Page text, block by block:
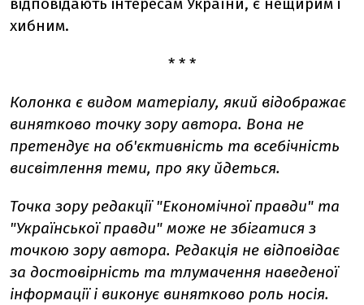
хибним.
* * *
Колонка є видом матеріалу, який відображає
винятково точку зору автора. Вона не
претендує на об'єктивність та всебічність
висвітлення теми, про яку йдеться.
Точка зору редакції "Економічної правди" та
"Української правди" може не збігатися з
точкою зору автора. Редакція не відповідає
за достовірність та тлумачення наведеної
інформації і виконує винятково роль носія.